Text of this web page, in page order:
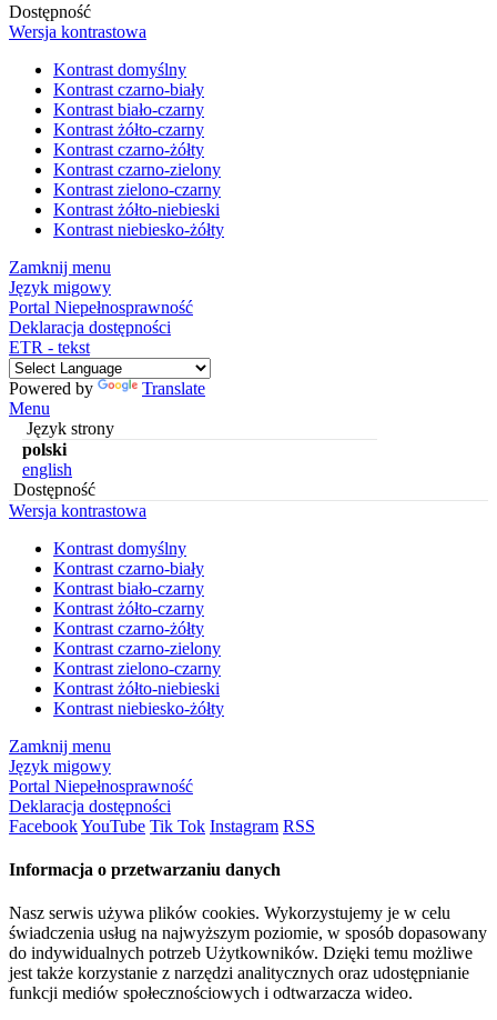
Dostępność
Wersja kontrastowa
Kontrast domyślny
Kontrast czarno-biały
Kontrast biało-czarny
Kontrast żółto-czarny
Kontrast czarno-żółty
Kontrast czarno-zielony
Kontrast zielono-czarny
Kontrast żółto-niebieski
Kontrast niebiesko-żółty
Zamknij menu
Język migowy
Portal Niepełnosprawność
Deklaracja dostępności
ETR - tekst
Powered by
Translate
Menu
Język strony
polski
english
Dostępność
Wersja kontrastowa
Kontrast domyślny
Kontrast czarno-biały
Kontrast biało-czarny
Kontrast żółto-czarny
Kontrast czarno-żółty
Kontrast czarno-zielony
Kontrast zielono-czarny
Kontrast żółto-niebieski
Kontrast niebiesko-żółty
Zamknij menu
Język migowy
Portal Niepełnosprawność
Deklaracja dostępności
FacebookYouTube Tik Tok Instagram RSS
Informacja o przetwarzaniu danych
Nasz serwis używa plików cookies. Wykorzystujemy je w celu
świadczenia usług na najwyższym poziomie, w sposób dopasowany
do indywidualnych potrzeb Użytkowników. Dzięki temu możliwe
jest także korzystanie z narzędzi analitycznych oraz udostępnianie
funkcji mediów społecznościowych i odtwarzacza wideo.